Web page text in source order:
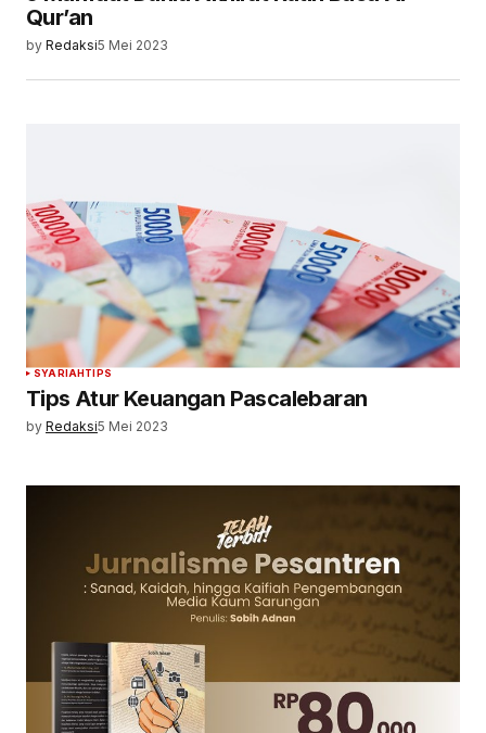
Qur’an
by Redaksi5 Mei 2023
SYARIAHTIPS
Tips Atur Keuangan Pascalebaran
by Redaksi5 Mei 2023